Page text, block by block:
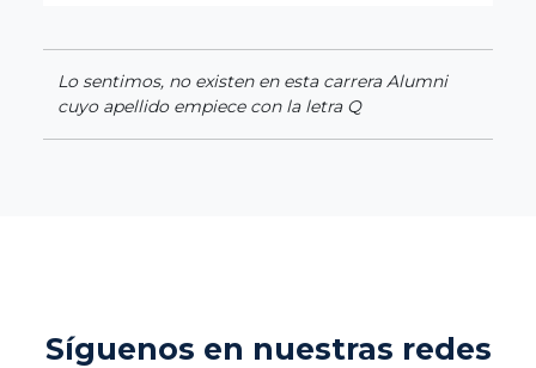
Lo sentimos, no existen en esta carrera Alumni
cuyo apellido empiece con la letra Q
Síguenos en nuestras redes